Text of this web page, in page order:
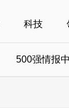
科技
500强情报